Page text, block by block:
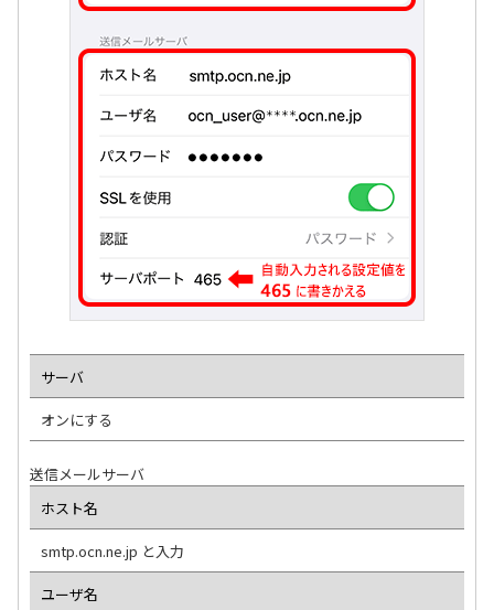
サーバ
オンにする
送信メールサーバ
ホスト名
smtp.ocn.ne.jp と入力
ユーザ名